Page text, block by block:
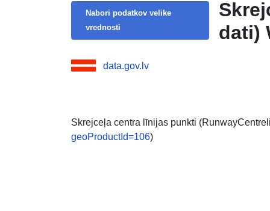
Nabori podatkov velike
vrednosti
dati)
data.gov.lv
Skrejceļa centra līnijas punkti
geoProductId=106)